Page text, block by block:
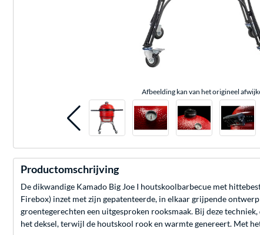
Afbeelding kan van het origineel
Productomschrijving
De dikwandige Kamado Big Joe I houtskoolbarbecue met
Firebox) inzet met zijn gepatenteerde, in elkaar grijpende
groentegerechten een uitgesproken rooksmaak. Bij deze
het deksel, terwijl de houtskool rook en warmte genereert. Met